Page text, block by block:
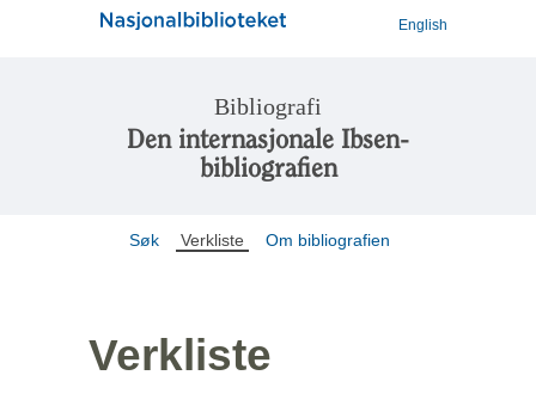
English
Bibliografi
Den internasjonale Ibsen-
bibliografien
Søk Verkliste Om bibliografien
Verkliste